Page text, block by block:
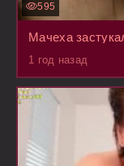
1 год назад
595